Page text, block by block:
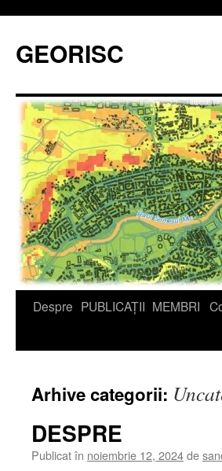
GEORISC
Sari
Despre PUBLICAȚII MEMBRI
Arhive categorii:
DESPRE
Publicat în noiembrie 12, 2024de